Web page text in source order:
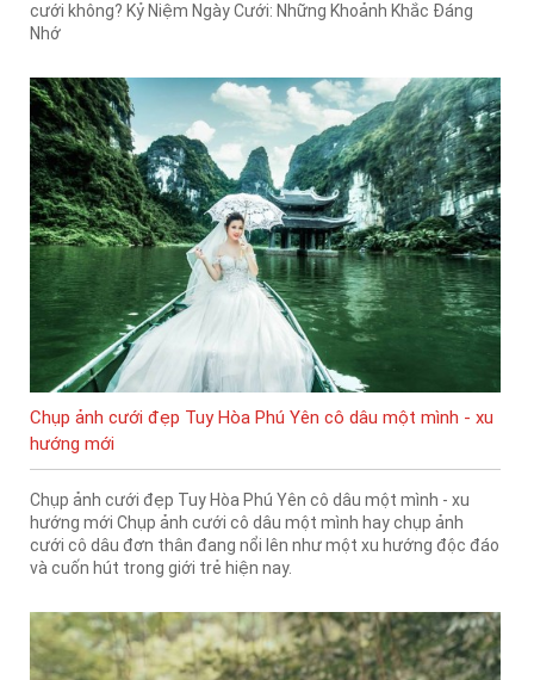
cưới không? Kỷ Niệm Ngày Cưới: Những Khoảnh Khắc Đáng
Nhớ
Chụp ảnh cưới đẹp Tuy Hòa Phú Yên cô dâu một mình - xu
hướng mới
Chụp ảnh cưới đẹp Tuy Hòa Phú Yên cô dâu một mình - xu
hướng mới Chụp ảnh cưới cô dâu một mình hay chụp ảnh
cưới cô dâu đơn thân đang nổi lên như một xu hướng độc đáo
và cuốn hút trong giới trẻ hiện nay.